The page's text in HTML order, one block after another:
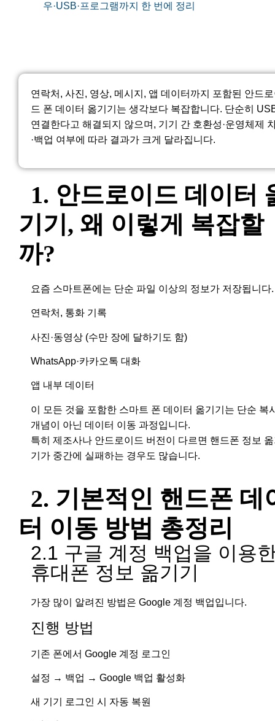
우·USB·프로그램까지 한 번에 정리
연락처, 사진, 영상, 메시지, 앱 데이터까지 포함된 안드
드 폰 데이터 옮기기는 생각보다 복잡합니다. 단순히
연결한다고 해결되지 않으며, 기기 간 호환성·운영체제
·백업 여부에 따라 결과가 크게 달라집니다.
1. 안드로이드 데이터
기기, 왜 이렇게 복잡할
까?
요즘 스마트폰에는 단순 파일 이상의 정보가 저장됩니다.
연락처, 통화 기록
사진·동영상 (수만 장에 달하기도 함)
WhatsApp·카카오톡 대화
앱 내부 데이터
이 모든 것을 포함한 스마트 폰 데이터 옮기기는 단순 복
개념이 아닌 데이터 이동 과정입니다.
특히 제조사나 안드로이드 버전이 다르면 핸드폰 정보
기가 중간에 실패하는 경우도 많습니다.
2. 기본적인 핸드폰 데
터 이동 방법 총정리
2.1 구글 계정 백업을 이용
휴대폰 정보 옮기기
가장 많이 알려진 방법은 Google 계정 백업입니다.
진행 방법
기존 폰에서 Google 계정 로그인
설정 → 백업 → Google 백업 활성화
새 기기 로그인 시 자동 복원